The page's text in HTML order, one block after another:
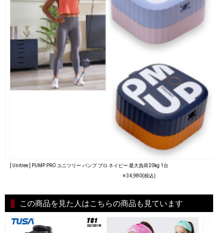
[ Unitree ] PUMP PRO ユニツリー パンプ プロ ネイビー 最大負荷20kg 1台
￥34,980(税込)
この商品を見た人はこちらの商品も見ています